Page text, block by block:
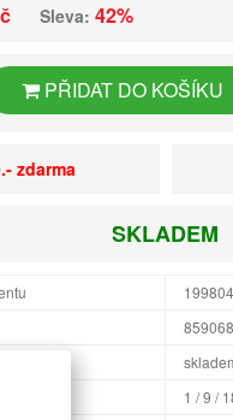
Sleva: 42%
PŘIDAT DO KOŠÍKU
zdarma
SKLADEM
199804
1 / 9 /